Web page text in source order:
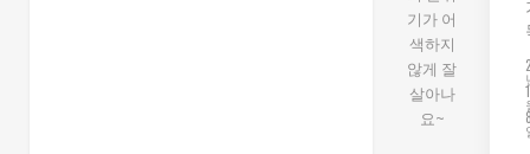
기가 어
색하지
않게 잘
살아나
요~